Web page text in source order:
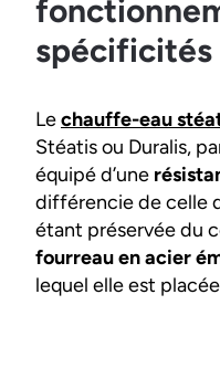
spécificités
Lechauffe-eau
Stéatis ou Duralis,
équipé d’une
différencie de celle
étant préservée du
fourreau en acier
lequel elle est